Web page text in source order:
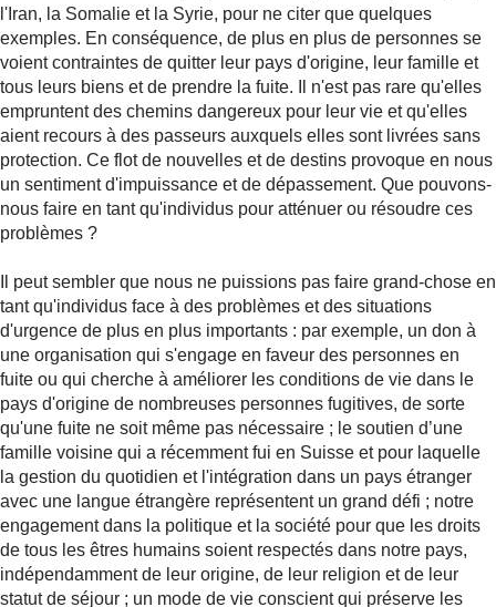
l'Iran, la Somalie et la Syrie, pour ne citer que quelques
exemples. En conséquence, de plus en plus de personnes se
voient contraintes de quitter leur pays d'origine, leur famille et
tous leurs biens et de prendre la fuite. Il n'est pas rare qu'elles
empruntent des chemins dangereux pour leur vie et qu'elles
aient recours à des passeurs auxquels elles sont livrées sans
protection. Ce flot de nouvelles et de destins provoque en nous
un sentiment d'impuissance et de dépassement. Que pouvons-
nous faire en tant qu'individus pour atténuer ou résoudre ces
problèmes ?
Il peut sembler que nous ne puissions pas faire grand-chose en
tant qu'individus face à des problèmes et des situations
d'urgence de plus en plus importants : par exemple, un don à
une organisation qui s'engage en faveur des personnes en
fuite ou qui cherche à améliorer les conditions de vie dans le
pays d'origine de nombreuses personnes fugitives, de sorte
qu'une fuite ne soit même pas nécessaire ; le soutien d’une
famille voisine qui a récemment fui en Suisse et pour laquelle
la gestion du quotidien et l'intégration dans un pays étranger
avec une langue étrangère représentent un grand défi ; notre
engagement dans la politique et la société pour que les droits
de tous les êtres humains soient respectés dans notre pays,
indépendamment de leur origine, de leur religion et de leur
statut de séjour ; un mode de vie conscient qui préserve les